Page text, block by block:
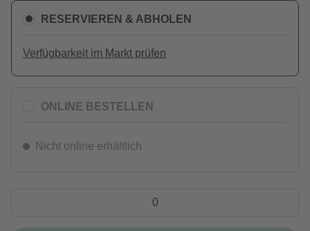
RESERVIEREN & ABHOLEN
Verfügbarkeit im Markt prüfen
ONLINE BESTELLEN
Nicht online erhältlich